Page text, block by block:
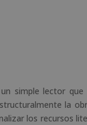
simple lector que
la
los recursos